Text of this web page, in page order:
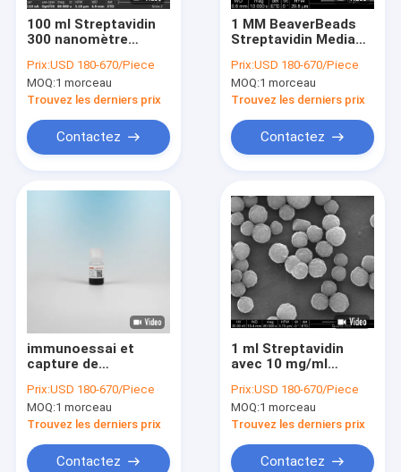
Au sujet de nous
Contrôle de qualité
Contactez-nous
100 ml Streptavidin
300 nanomètre
acide nucléique
biologique dans
l'hybridation pour
Prix:USD 180-670/Piece
MOQ:1 morceau
Trouvez les derniers prix
Contactez
1 ΜM BeaverBeads
Streptavidin Media
capturer
efficacement
Prix:USD 180-670/Piece
MOQ:1 morceau
Trouvez les derniers prix
Contactez
immunoessai et
capture de
Streptavidin For de
2,8 μM
Prix:USD 180-670/Piece
MOQ:1 morceau
Trouvez les derniers prix
Contactez
1 ml Streptavidin
avec 10 mg/ml
la détection
immunisée
Prix:USD 180-670/Piece
MOQ:1 morceau
Trouvez les derniers prix
Contactez